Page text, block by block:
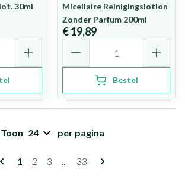
30ml
Micellaire Reinigingslotion
Zonder Parfum 200ml
€ 19,89
Bestel
Pagina's
U lees momenteel pagina
1 Pagina
2 Pagina
3 ... Pagina
33
Toon per pagina